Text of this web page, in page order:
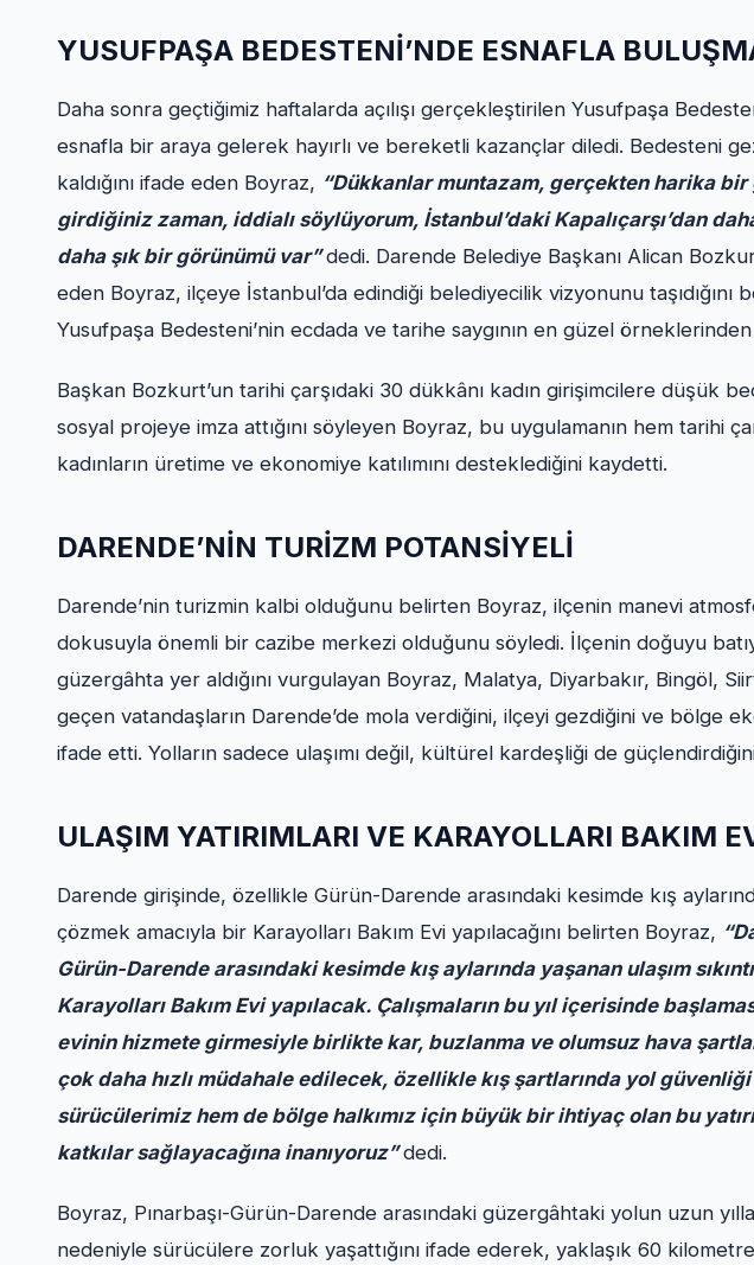
YUSUFPAŞA BEDESTENİ’NDE ESNAFLA
Daha sonra geçtiğimiz haftalarda açılışı gerçekleştirilen Yusufpaşa
esnafla bir araya gelerek hayırlı ve bereketli kazançlar diledi. Bedesteni
kaldığını ifade eden Boyraz, “Dükkanlar muntazam, gerçekten harika
girdiğiniz zaman, iddialı söylüyorum, İstanbul’daki Kapalıçarşı’dan
daha şık bir görünümü var”dedi. Darende Belediye Başkanı Alican
eden Boyraz, ilçeye İstanbul’da edindiği belediyecilik vizyonunu
Yusufpaşa Bedesteni’nin ecdada ve tarihe saygının en güzel
Başkan Bozkurt’un tarihi çarşıdaki 30 dükkânı kadın girişimcilere düşük
sosyal projeye imza attığını söyleyen Boyraz, bu uygulamanın hem tarihi
kadınların üretime ve ekonomiye katılımını desteklediğini kaydetti.
DARENDE’NİN TURİZM POTANSİYELİ
Darende’nin turizmin kalbi olduğunu belirten Boyraz, ilçenin manevi
dokusuyla önemli bir cazibe merkezi olduğunu söyledi. İlçenin doğuyu
güzergâhta yer aldığını vurgulayan Boyraz, Malatya, Diyarbakır, Bingöl,
geçen vatandaşların Darende’de mola verdiğini, ilçeyi gezdiğini ve bölge
ifade etti. Yolların sadece ulaşımı değil, kültürel kardeşliği de
ULAŞIM YATIRIMLARI VE KARAYOLLARI BAKIM
Darende girişinde, özellikle Gürün-Darende arasındaki kesimde kış aylarında
çözmek amacıyla bir Karayolları Bakım Evi yapılacağını belirten Boyraz,
Gürün-Darende arasındaki kesimde kış aylarında yaşanan ulaşım
Karayolları Bakım Evi yapılacak. Çalışmaların bu yıl içerisinde
evinin hizmete girmesiyle birlikte kar, buzlanma ve olumsuz hava
çok daha hızlı müdahale edilecek, özellikle kış şartlarında yol
sürücülerimiz hem de bölge halkımız için büyük bir ihtiyaç olan bu
katkılar sağlayacağına inanıyoruz”dedi.
Boyraz, Pınarbaşı-Gürün-Darende arasındaki güzergâhtaki yolun uzun
nedeniyle sürücülere zorluk yaşattığını ifade ederek, yaklaşık 60